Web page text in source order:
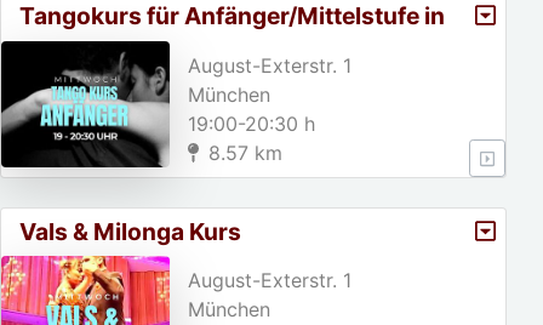
Tangokurs für Anfänger/Mittelstufe in
München
August-Exterstr. 1
München
19:00-20:30 h
8.57 km
Vals & Milonga Kurs
August-Exterstr. 1
München